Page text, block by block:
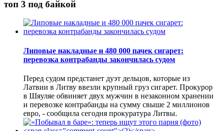
топ 3 под байкой
Липовые накладные и 480 000 пачек сигарет:
перевозка контрабанды закончилась судом
Перед судом предстанет дуэт дельцов, которые из
Латвии в Литву ввезли крупный груз сигарет. Прокурор
в Шяуляе обвиняет двух мужчин в незаконном хранении
и перевозке контрабанды на сумму свыше 2 миллионов
евро, - сообщила сегодня прокуратура Литвы.